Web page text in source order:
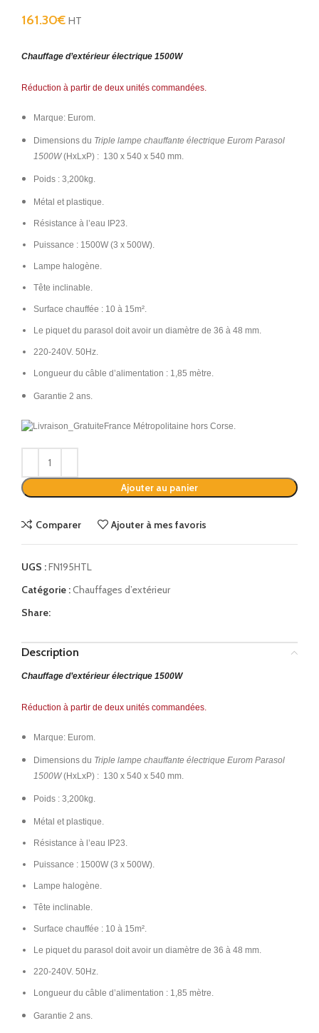
161.30€ HT
Chauffage d’extérieur électrique 1500W
Réduction à partir de deux unités commandées.
Marque: Eurom.
Dimensions du Triple lampe chauffante électrique Eurom Parasol
1500W(HxLxP) : 130 x 540 x 540 mm.
Poids : 3,200kg.
Métal et plastique.
Résistance à l’eau IP23.
Puissance : 1500W (3 x 500W).
Lampe halogène.
Tête inclinable.
Surface chauffée : 10 à 15m².
Le piquet du parasol doit avoir un diamètre de 36 à 48 mm.
220-240V. 50Hz.
Longueur du câble d’alimentation : 1,85 mètre.
Garantie 2 ans.
France Métropolitaine hors Corse.
Ajouter au panier
Comparer Ajouter à mes favoris
UGS :FN195HTL
Catégorie :Chauffages d’extérieur
Share:
Description
Chauffage d’extérieur électrique 1500W
Réduction à partir de deux unités commandées.
Marque: Eurom.
Dimensions du Triple lampe chauffante électrique Eurom Parasol
1500W(HxLxP) : 130 x 540 x 540 mm.
Poids : 3,200kg.
Métal et plastique.
Résistance à l’eau IP23.
Puissance : 1500W (3 x 500W).
Lampe halogène.
Tête inclinable.
Surface chauffée : 10 à 15m².
Le piquet du parasol doit avoir un diamètre de 36 à 48 mm.
220-240V. 50Hz.
Longueur du câble d’alimentation : 1,85 mètre.
Garantie 2 ans.